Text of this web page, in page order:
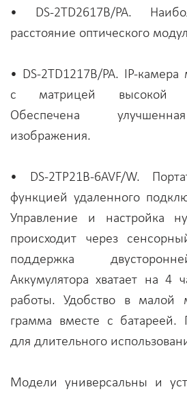
• DS-2TD2617B/PA.
расстояние оптического
• DS-2TD1217B/PA. IP-
с матрицей высокой
Обеспечена
изображения.
• DS-2TP21B-6AVF/W.
функцией удаленного
Управление и настройка
происходит через
поддержка
Аккумулятора хватает на 4
работы. Удобство в малой
грамма вместе с батареей.
для длительного
Модели универсальны и